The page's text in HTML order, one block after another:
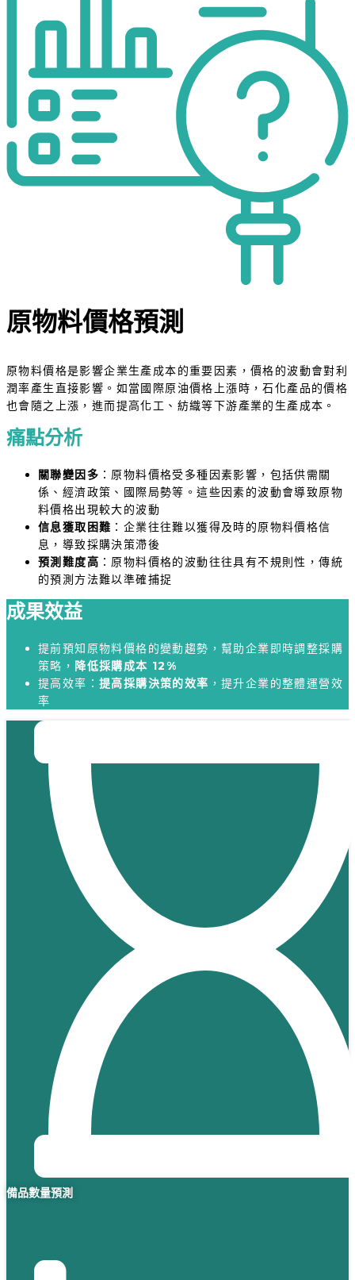
原物料價格預測
原物料價格是影響企業生產成本的重要因素，價格的波動會對利
潤率產生直接影響。如當國際原油價格上漲時，石化產品的價格
也會隨之上漲，進而提高化工、紡織等下游產業的生產成本。
痛點分析
關聯變因多 ：原物料價格受多種因素影響，包括供需關
係、經濟政策、國際局勢等。這些因素的波動會導致原物
料價格出現較大的波動
信息獲取困難 ：企業往往難以獲得及時的原物料價格信
息，導致採購決策滯後
預測難度高 ：原物料價格的波動往往具有不規則性，傳統
的預測方法難以準確捕捉
成果效益
提前預知原物料價格的變動趨勢，幫助企業即時調整採購
策略， 降低採購成本 12%
提高效率： 提高採購決策的效率 ，提升企業的整體運營效
率
備品數量預測